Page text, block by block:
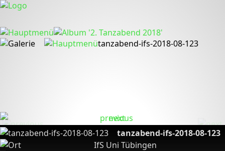
tanzabend-ifs-2018-08-123
tanzabend-ifs-2018-08-123
IfS Uni Tübingen